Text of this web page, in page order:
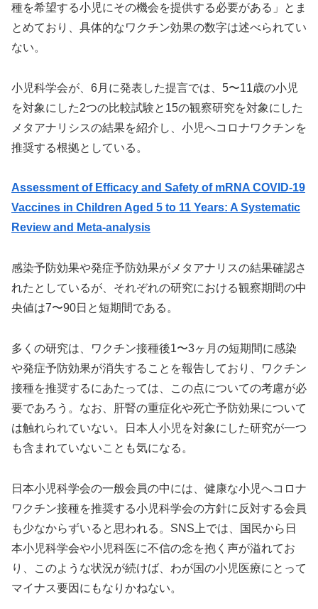
種を希望する小児にその機会を提供する必要がある」とま
とめており、具体的なワクチン効果の数字は述べられてい
ない。
小児科学会が、6月に発表した提言では、5〜11歳の小児
を対象にした2つの比較試験と15の観察研究を対象にした
メタアナリシスの結果を紹介し、小児へコロナワクチンを
推奨する根拠としている。
Assessment of Efficacy and Safety of mRNA COVID-19
Vaccines in Children Aged 5 to 11 Years: A Systematic
Review and Meta-analysis
感染予防効果や発症予防効果がメタアナリスの結果確認さ
れたとしているが、それぞれの研究における観察期間の中
央値は7〜90日と短期間である。
多くの研究は、ワクチン接種後1〜3ヶ月の短期間に感染
や発症予防効果が消失することを報告しており、ワクチン
接種を推奨するにあたっては、この点についての考慮が必
要であろう。なお、肝腎の重症化や死亡予防効果について
は触れられていない。日本人小児を対象にした研究が一つ
も含まれていないことも気になる。
日本小児科学会の一般会員の中には、健康な小児へコロナ
ワクチン接種を推奨する小児科学会の方針に反対する会員
も少なからずいると思われる。SNS上では、国民から日
本小児科学会や小児科医に不信の念を抱く声が溢れてお
り、このような状況が続けば、わが国の小児医療にとって
マイナス要因にもなりかねない。